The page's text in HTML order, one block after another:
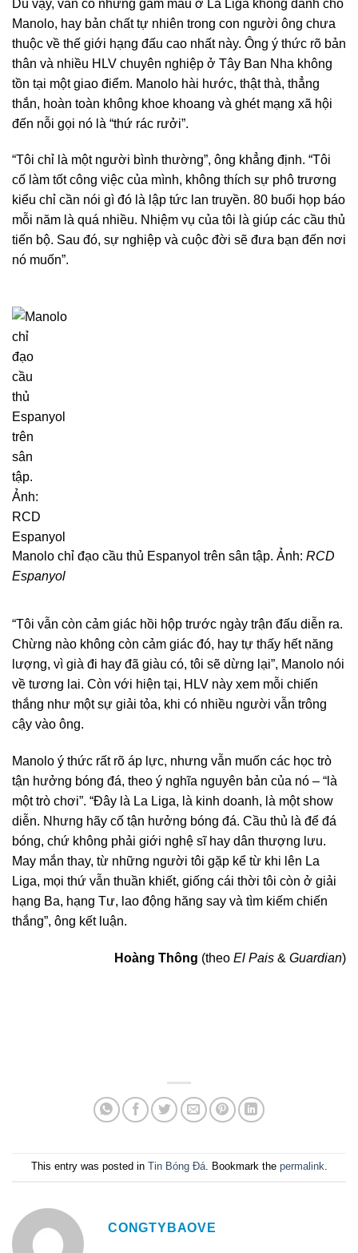
Dù vậy, vẫn có những gam màu ở La Liga không dành cho
Manolo, hay bản chất tự nhiên trong con người ông chưa
thuộc về thế giới hạng đấu cao nhất này. Ông ý thức rõ bản
thân và nhiều HLV chuyên nghiệp ở Tây Ban Nha không
tồn tại một giao điểm. Manolo hài hước, thật thà, thẳng
thắn, hoàn toàn không khoe khoang và ghét mạng xã hội
đến nỗi gọi nó là “thứ rác rưởi”.
“Tôi chỉ là một người bình thường”, ông khẳng định. “Tôi
cố làm tốt công việc của mình, không thích sự phô trương
kiểu chỉ cần nói gì đó là lập tức lan truyền. 80 buổi họp báo
mỗi năm là quá nhiều. Nhiệm vụ của tôi là giúp các cầu thủ
tiến bộ. Sau đó, sự nghiệp và cuộc đời sẽ đưa bạn đến nơi
nó muốn”.
Manolo chỉ đạo cầu thủ Espanyol trên sân tập. Ảnh: RCD
Espanyol
“Tôi vẫn còn cảm giác hồi hộp trước ngày trận đấu diễn ra.
Chừng nào không còn cảm giác đó, hay tự thấy hết năng
lượng, vì già đi hay đã giàu có, tôi sẽ dừng lại”, Manolo nói
về tương lai. Còn với hiện tại, HLV này xem mỗi chiến
thắng như một sự giải tỏa, khi có nhiều người vẫn trông
cậy vào ông.
Manolo ý thức rất rõ áp lực, nhưng vẫn muốn các học trò
tận hưởng bóng đá, theo ý nghĩa nguyên bản của nó – “là
một trò chơi”. “Đây là La Liga, là kinh doanh, là một show
diễn. Nhưng hãy cố tận hưởng bóng đá. Cầu thủ là để đá
bóng, chứ không phải giới nghệ sĩ hay dân thượng lưu.
May mắn thay, từ những người tôi gặp kể từ khi lên La
Liga, mọi thứ vẫn thuần khiết, giống cái thời tôi còn ở giải
hạng Ba, hạng Tư, lao động hăng say và tìm kiếm chiến
thắng”, ông kết luận.
Hoàng Thông (theo El Pais & Guardian)
This entry was posted in Tin Bóng Đá. Bookmark the permalink.
CONGTYBAOVE